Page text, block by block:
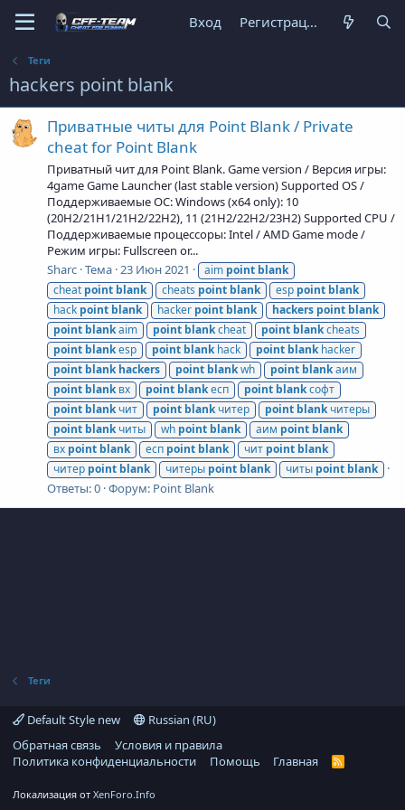
Вход Регистрация
Теги
hackers point blank
Приватные читы для Point Blank / Private
cheat for Point Blank
Приватный чит для Point Blank. Game version / Версия игры:
4game Game Launcher (last stable version) Supported OS /
Поддерживаемые ОС: Windows (x64 only): 10
(20H2/21H1/21H2/22H2), 11 (21H2/22H2/23H2) Supported CPU /
Поддерживаемые процессоры: Intel / AMD Game mode /
Режим игры: Fullscreen or...
Sharc Тема 23 Июн 2021 aim point blank
cheat point blank cheats point blank esp point blank
hack point blank hacker point blank hackers point blank
point blankaim point blankcheat point blankcheats
point blankesp point blankhack point blankhacker
point blank hackers point blankwh point blankаим
point blankвх point blankесп point blankсофт
point blankчит point blankчитер point blankчитеры
point blankчиты wh point blank аим point blank
вх point blank есп point blank чит point blank
читер point blank читеры point blank читы point blank
Ответы: 0 Форум: Point Blank
Теги
Default Style new
Russian (RU)
Обратная связь
Условия и правила
Политика конфиденциальности
Помощь Главная
R
Локализация от XenForo.Info